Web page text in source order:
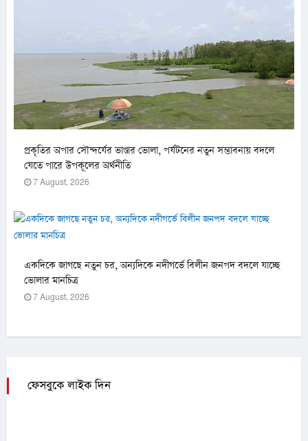
প্রকৃতির অপার সৌন্দর্যের ভাণ্ডার ভোলা, পর্যটনের নতুন সম্ভাবনায় বদলে
যেতে পারে উপকূলের অর্থনীতি
7 August, 2026
একদিকে জাগছে নতুন চর, অন্যদিকে নদীগর্ভে বিলীন জনপদ বদলে যাচ্ছে
ভোলার মানচিত্র
7 August, 2026
ফেসবুকে লাইক দিন